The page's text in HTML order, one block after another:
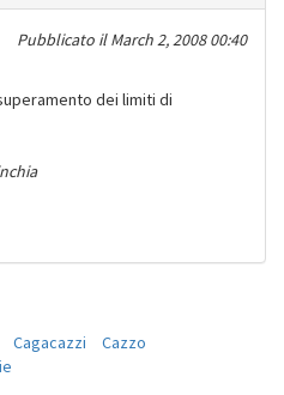
Pubblicato ilMarch 2, 2008 00:40
dei limiti di
Cagacazzi
Cazzo